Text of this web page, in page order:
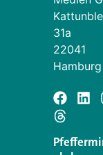
31a
22041
Hamburg